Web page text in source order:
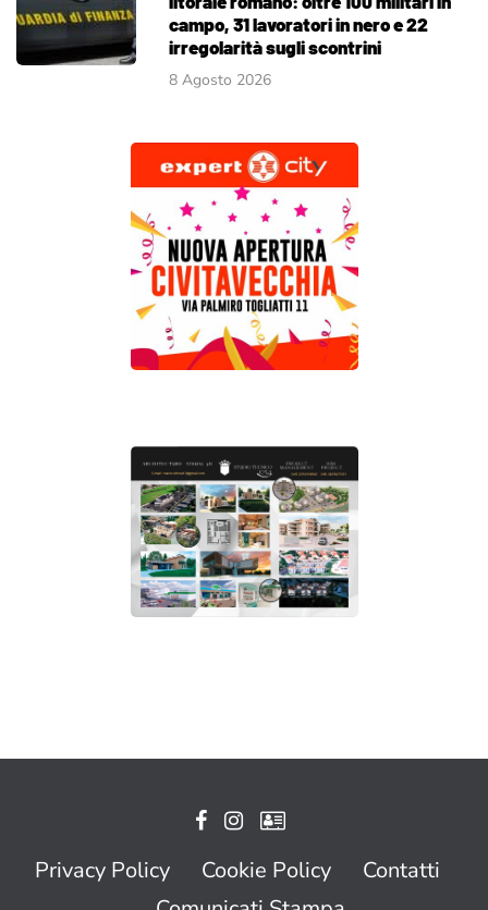
campo, 31 lavoratori in nero e 22
irregolarità sugli scontrini
8 Agosto 2026
Privacy Policy Cookie Policy
Contatti